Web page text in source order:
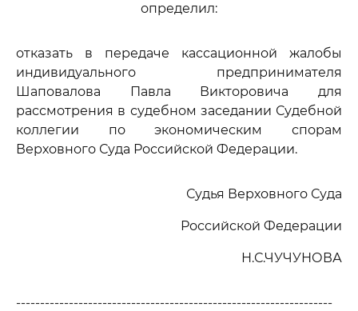
определил:
отказать в передаче кассационной жалобы
индивидуального предпринимателя
Шаповалова Павла Викторовича для
рассмотрения в судебном заседании Судебной
коллегии по экономическим спорам
Верховного Суда Российской Федерации.
Судья Верховного Суда
Российской Федерации
Н.С.ЧУЧУНОВА
------------------------------------------------------------------